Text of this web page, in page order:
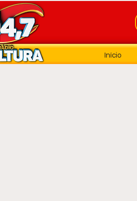
Início